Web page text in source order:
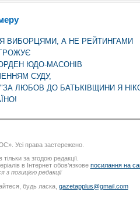
ВИБОРЦЯМИ, А НЕ РЕЙТИНГАМИ
ЮДО-МАСОНІВ
СУДУ,
"ЗА ЛЮБОВ ДО БАТЬКІВЩИНИ Я
Усі права застережено.
за згодою редакції.
в Інтернет обов’язкове посилання на
позицією редакції
будь ласка, gazetapplus@gmail.com